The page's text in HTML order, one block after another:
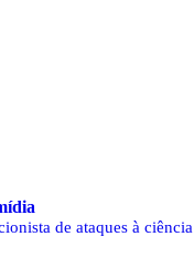
de ataques à ciência